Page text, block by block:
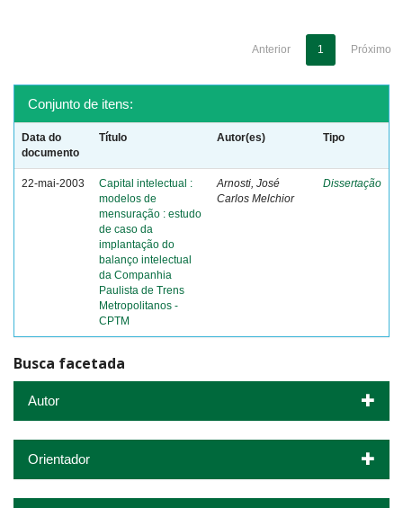
Anterior 1 Próximo
Conjunto de itens:
Data do
documento
Título Autor(es) Tipo
22-mai-2003
Capital intelectual :
modelos de
mensuração : estudo
de caso da
implantação do
balanço intelectual
da Companhia
Paulista de Trens
Metropolitanos -
CPTM
Arnosti, José
Carlos Melchior
Dissertação
Busca facetada
Autor
Orientador